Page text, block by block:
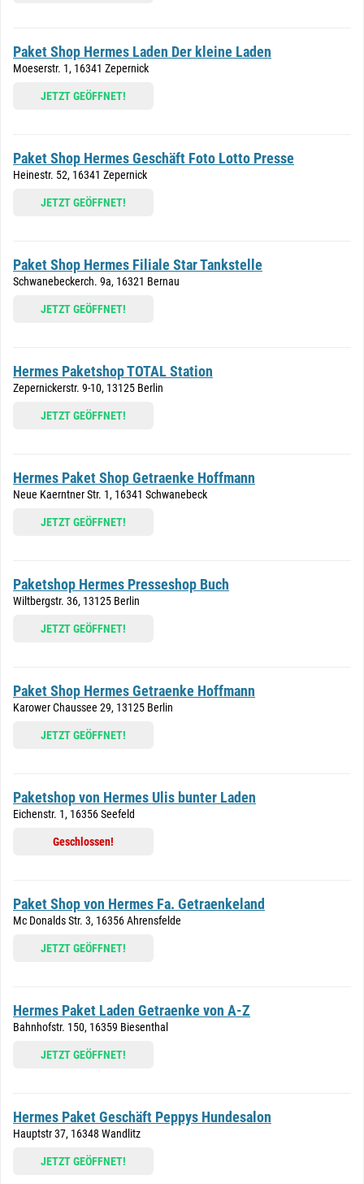
Paket Shop Hermes Laden Der kleine Laden
Moeserstr. 1, 16341 Zepernick
JETZT GEÖFFNET!
Paket Shop Hermes Geschäft Foto Lotto Presse
Heinestr. 52, 16341 Zepernick
JETZT GEÖFFNET!
Paket Shop Hermes Filiale Star Tankstelle
Schwanebeckerch. 9a, 16321 Bernau
JETZT GEÖFFNET!
Hermes Paketshop TOTAL Station
Zepernickerstr. 9-10, 13125 Berlin
JETZT GEÖFFNET!
Hermes Paket Shop Getraenke Hoffmann
Neue Kaerntner Str. 1, 16341 Schwanebeck
JETZT GEÖFFNET!
Paketshop Hermes Presseshop Buch
Wiltbergstr. 36, 13125 Berlin
JETZT GEÖFFNET!
Paket Shop Hermes Getraenke Hoffmann
Karower Chaussee 29, 13125 Berlin
JETZT GEÖFFNET!
Paketshop von Hermes Ulis bunter Laden
Eichenstr. 1, 16356 Seefeld
Geschlossen!
Paket Shop von Hermes Fa. Getraenkeland
Mc Donalds Str. 3, 16356 Ahrensfelde
JETZT GEÖFFNET!
Hermes Paket Laden Getraenke von A-Z
Bahnhofstr. 150, 16359 Biesenthal
JETZT GEÖFFNET!
Hermes Paket Geschäft Peppys Hundesalon
Hauptstr 37, 16348 Wandlitz
JETZT GEÖFFNET!